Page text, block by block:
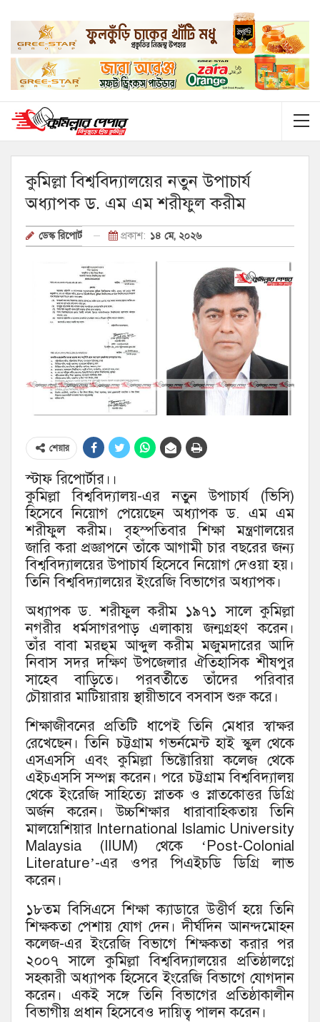
কুমিল্লা বিশ্ববিদ্যালয়ের নতুন উপাচার্য
অধ্যাপক ড. এম এম শরীফুল করীম
ডেস্ক রিপোর্ট প্রকাশ: ১৪ মে, ২০২৬
শেয়ার
স্টাফ রিপোর্টার।।
কুমিল্লা বিশ্ববিদ্যালয়-এর নতুন উপাচার্য (ভিসি)
হিসেবে নিয়োগ পেয়েছেন অধ্যাপক ড. এম এম
শরীফুল করীম। বৃহস্পতিবার শিক্ষা মন্ত্রণালয়ের
জারি করা প্রজ্ঞাপনে তাঁকে আগামী চার বছরের জন্য
বিশ্ববিদ্যালয়ের উপাচার্য হিসেবে নিয়োগ দেওয়া হয়।
তিনি বিশ্ববিদ্যালয়ের ইংরেজি বিভাগের অধ্যাপক।
অধ্যাপক ড. শরীফুল করীম ১৯৭১ সালে কুমিল্লা
নগরীর ধর্মসাগরপাড় এলাকায় জন্মগ্রহণ করেন।
তাঁর বাবা মরহুম আব্দুল করীম মজুমদারের আদি
নিবাস সদর দক্ষিণ উপজেলার ঐতিহাসিক শীষপুর
সাহেব বাড়িতে। পরবর্তীতে তাঁদের পরিবার
চৌয়ারার মাটিয়ারায় স্থায়ীভাবে বসবাস শুরু করে।
শিক্ষাজীবনের প্রতিটি ধাপেই তিনি মেধার স্বাক্ষর
রেখেছেন। তিনি চট্টগ্রাম গভর্নমেন্ট হাই স্কুল থেকে
এসএসসি এবং কুমিল্লা ভিক্টোরিয়া কলেজ থেকে
এইচএসসি সম্পন্ন করেন। পরে চট্টগ্রাম বিশ্ববিদ্যালয়
থেকে ইংরেজি সাহিত্যে স্নাতক ও স্নাতকোত্তর ডিগ্রি
অর্জন করেন। উচ্চশিক্ষার ধারাবাহিকতায় তিনি
মালয়েশিয়ার International Islamic University
Malaysia (IIUM) থেকে ‘Post-Colonial
Literature’-এর ওপর পিএইচডি ডিগ্রি লাভ
করেন।
১৮তম বিসিএসে শিক্ষা ক্যাডারে উত্তীর্ণ হয়ে তিনি
শিক্ষকতা পেশায় যোগ দেন। দীর্ঘদিন আনন্দমোহন
কলেজ-এর ইংরেজি বিভাগে শিক্ষকতা করার পর
২০০৭ সালে কুমিল্লা বিশ্ববিদ্যালয়ের প্রতিষ্ঠালগ্নে
সহকারী অধ্যাপক হিসেবে ইংরেজি বিভাগে যোগদান
করেন। একই সঙ্গে তিনি বিভাগের প্রতিষ্ঠাকালীন
বিভাগীয় প্রধান হিসেবেও দায়িত্ব পালন করেন।